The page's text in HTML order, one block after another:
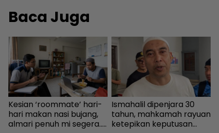
Baca Juga
Kesian ‘roommate’ hari-
hari makan nasi bujang,
almari penuh mi segera...
Ismahalil dipenjara 30
tahun, mahkamah rayuan
ketepikan keputusan